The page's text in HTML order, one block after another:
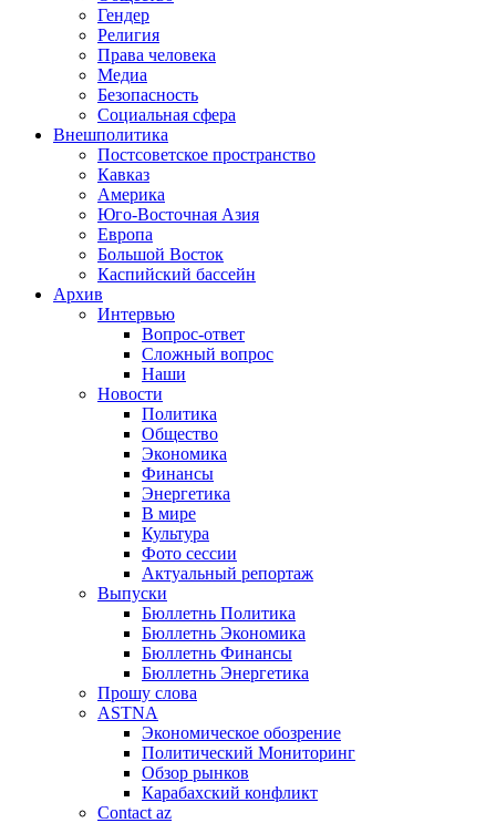
Гендер
Религия
Права человека
Медиа
Безопасность
Социальная сфера
Внешполитика
Постсоветское пространство
Кавказ
Америка
Юго-Восточная Азия
Европа
Большой Восток
Каспийский бассейн
Архив
Интервью
Вопрос-ответ
Сложный вопрос
Наши
Новости
Политика
Общество
Экономика
Финансы
Энергетика
В мире
Культура
Фото сессии
Актуальный репортаж
Выпуски
Бюллетнь Политика
Бюллетнь Экономика
Бюллетнь Финансы
Бюллетнь Энергетика
Прошу слова
ASTNA
Экономическое обозрение
Политический Мониторинг
Обзор рынков
Карабахский конфликт
Contact az